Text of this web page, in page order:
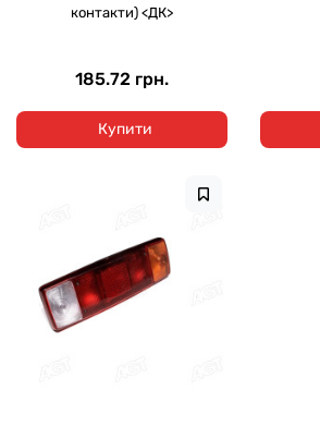
контакти) <ДК>
185.72 грн.
Купити